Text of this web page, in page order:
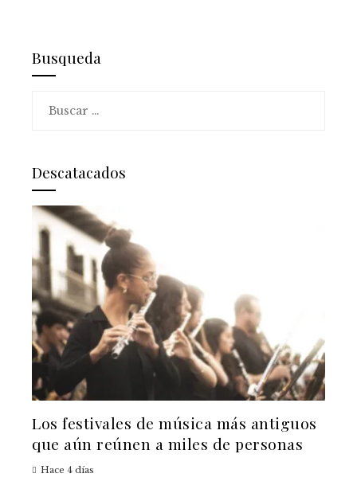
Busqueda
Descatacados
Los festivales de música más antiguos
que aún reúnen a miles de personas
Hace 4 días